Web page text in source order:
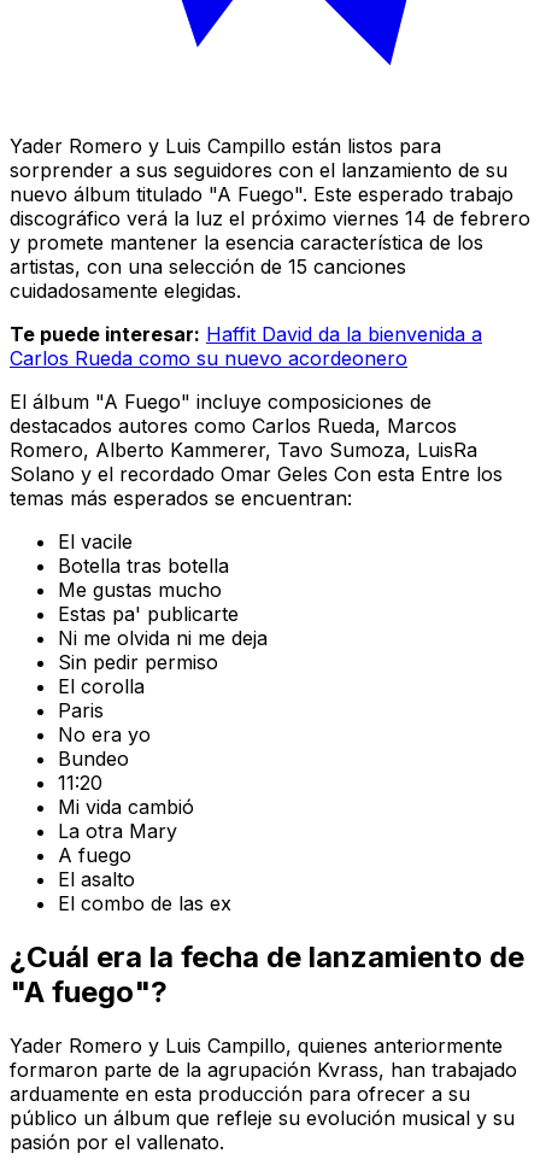
Yader Romero y Luis Campillo están listos para
sorprender a sus seguidores con el lanzamiento de su
nuevo álbum titulado "A Fuego". Este esperado trabajo
discográfico verá la luz el próximo viernes 14 de febrero
y promete mantener la esencia característica de los
artistas, con una selección de 15 canciones
cuidadosamente elegidas.
Te puede interesar: Haffit David da la bienvenida a
Carlos Rueda como su nuevo acordeonero
El álbum "A Fuego" incluye composiciones de
destacados autores como Carlos Rueda, Marcos
Romero, Alberto Kammerer, Tavo Sumoza, LuisRa
Solano y el recordado Omar Geles Con esta Entre los
temas más esperados se encuentran:
El vacile
Botella tras botella
Me gustas mucho
Estas pa' publicarte
Ni me olvida ni me deja
Sin pedir permiso
El corolla
Paris
No era yo
Bundeo
11:20
Mi vida cambió
La otra Mary
A fuego
El asalto
El combo de las ex
¿Cuál era la fecha de lanzamiento de
"A fuego"?
Yader Romero y Luis Campillo, quienes anteriormente
formaron parte de la agrupación Kvrass, han trabajado
arduamente en esta producción para ofrecer a su
público un álbum que refleje su evolución musical y su
pasión por el vallenato.